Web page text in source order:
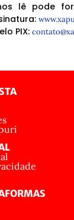
lê pode
PIX: